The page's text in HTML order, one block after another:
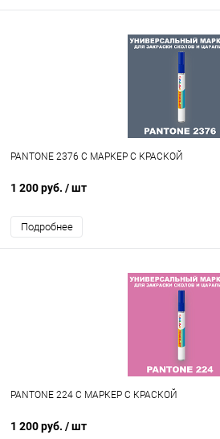
PANTONE 2376 C МАРКЕР С КРАСКОЙ
1 200 руб. / шт
Подробнее
PANTONE 224 C МАРКЕР С КРАСКОЙ
1 200 руб. / шт